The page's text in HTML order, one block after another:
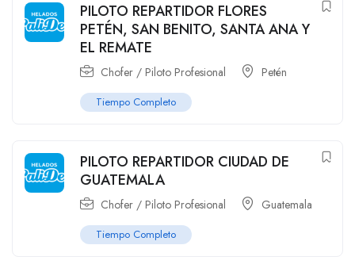
PILOTO REPARTIDOR FLORES
PETÉN, SAN BENITO, SANTA ANA Y
EL REMATE
Chofer / Piloto Profesional Petén
Tiempo Completo
PILOTO REPARTIDOR CIUDAD DE
GUATEMALA
Chofer / Piloto Profesional Guatemala
Tiempo Completo